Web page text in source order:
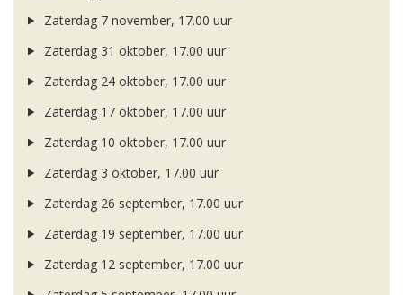
Zaterdag 7 november, 17.00 uur
Zaterdag 31 oktober, 17.00 uur
Zaterdag 24 oktober, 17.00 uur
Zaterdag 17 oktober, 17.00 uur
Zaterdag 10 oktober, 17.00 uur
Zaterdag 3 oktober, 17.00 uur
Zaterdag 26 september, 17.00 uur
Zaterdag 19 september, 17.00 uur
Zaterdag 12 september, 17.00 uur